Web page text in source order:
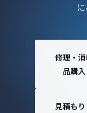
修理・
品購入
見積もり